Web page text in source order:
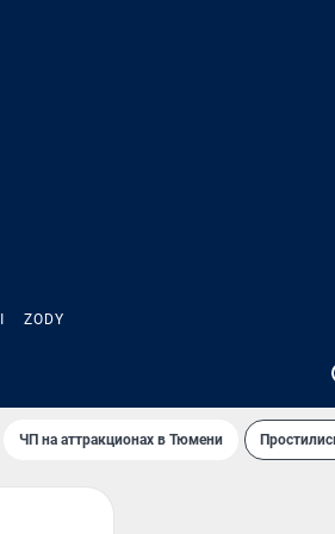
ZODY
ЧП на аттракционах в Тюмени